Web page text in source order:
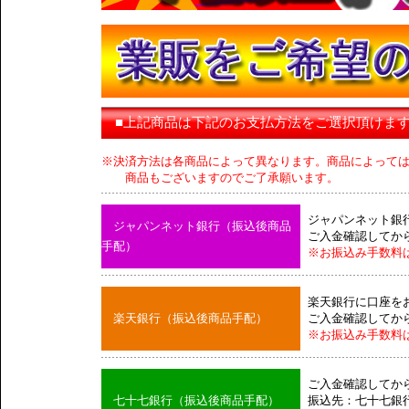
■上記商品は下記のお支払方法をご選択頂けま
※決済方法は各商品によって異なります。商品によって
商品もございますのでご了承願います。
ジャパンネット銀行（振込後商品
手配）
ジャパンネット銀
ご入金確認してか
※お振込み手数料
楽天銀行（振込後商品手配）
楽天銀行に口座を
ご入金確認してか
※お振込み手数料
七十七銀行（振込後商品手配）
ご入金確認してか
振込先：七十七銀